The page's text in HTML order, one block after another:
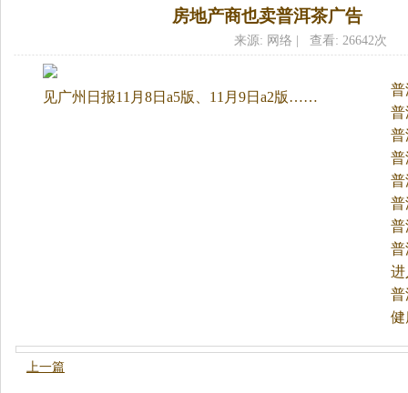
房地产商也卖普洱茶广告
来源: 网络 | 查看: 26642次
蜜
莫
茶
见广州日报11月8日a5版、11月9日a2版……
上一篇